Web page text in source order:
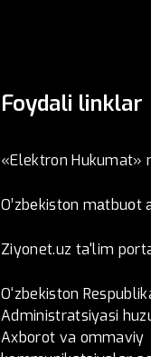
Foydali linklar
«Elektron Hukumat»
O’zbеkistоn mаtbuоt
Ziyonet.uz ta'lim
O‘zbekiston
Administratsiyasi
Axborot va ommaviy